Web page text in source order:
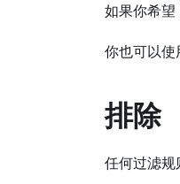
如果你希望
你也可以使
排除
任何过滤